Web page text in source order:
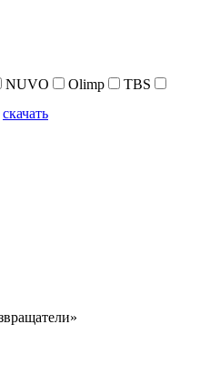
NUVO Olimp
TBS
скачать